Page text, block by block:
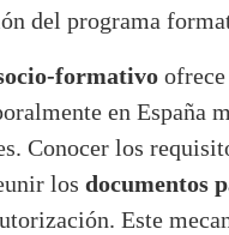
del programa
formativo
en España
Conocer los
los documentos
Este